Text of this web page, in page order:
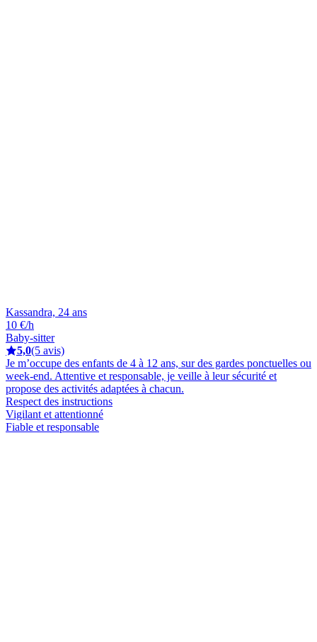
Kassandra, 24 ans
10 €/h
Baby-sitter
5,0(5 avis)
Je m’occupe des enfants de 4 à 12 ans, sur des gardes ponctuelles ou
week-end. Attentive et responsable, je veille à leur sécurité et
propose des activités adaptées à chacun.
Respect des instructions
Vigilant et attentionné
Fiable et responsable